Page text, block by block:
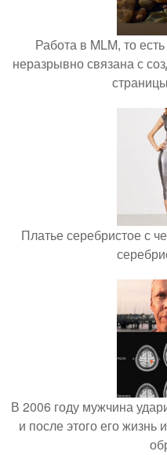
Работа в MLM, то
неразрывно связана с
Платье серебристое с
В 2006 году мужчина
и после этого его